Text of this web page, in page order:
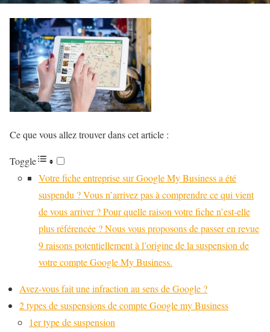
Ce que vous allez trouver dans cet article :
Toggle
Votre fiche entreprise sur Google My Business a été
suspendu ? Vous n’arrivez pas à comprendre ce qui vient
de vous arriver ? Pour quelle raison votre fiche n’est-elle
plus référencée ? Nous vous proposons de passer en revue
9 raisons potentiellement à l’origine de la suspension de
votre compte Google My Business.
Avez-vous fait une infraction au sens de Google ?
2 types de suspensions de compte Google my Business
1er type de suspension